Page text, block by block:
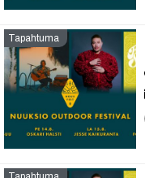
Tapahtuma